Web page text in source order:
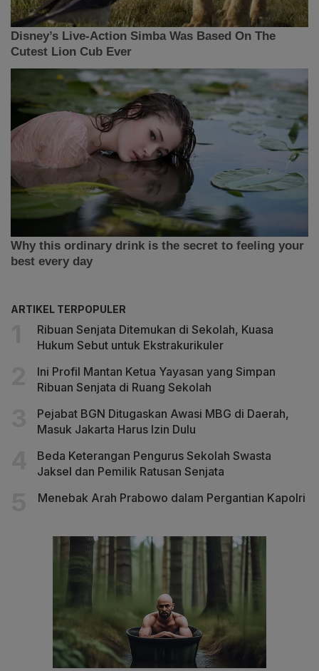
ARTIKEL TERPOPULER
Ribuan Senjata Ditemukan di Sekolah, Kuasa
Hukum Sebut untuk Ekstrakurikuler
Ini Profil Mantan Ketua Yayasan yang Simpan
Ribuan Senjata di Ruang Sekolah
Pejabat BGN Ditugaskan Awasi MBG di Daerah,
Masuk Jakarta Harus Izin Dulu
Beda Keterangan Pengurus Sekolah Swasta
Jaksel dan Pemilik Ratusan Senjata
Menebak Arah Prabowo dalam Pergantian Kapolri